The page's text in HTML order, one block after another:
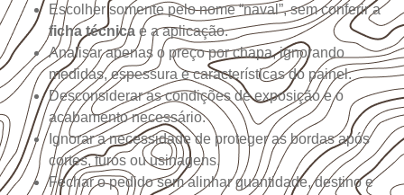
Escolher somente pelo nome “naval”, sem conferir a
ficha técnica e a aplicação.
Analisar apenas o preço por chapa, ignorando
medidas, espessura e características do painel.
Desconsiderar as condições de exposição e o
acabamento necessário.
Ignorar a necessidade de proteger as bordas após
cortes, furos ou usinagens.
Fechar o pedido sem alinhar quantidade, destino e